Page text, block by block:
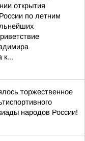
открытия
по летним
к...
торжественное
народов России!